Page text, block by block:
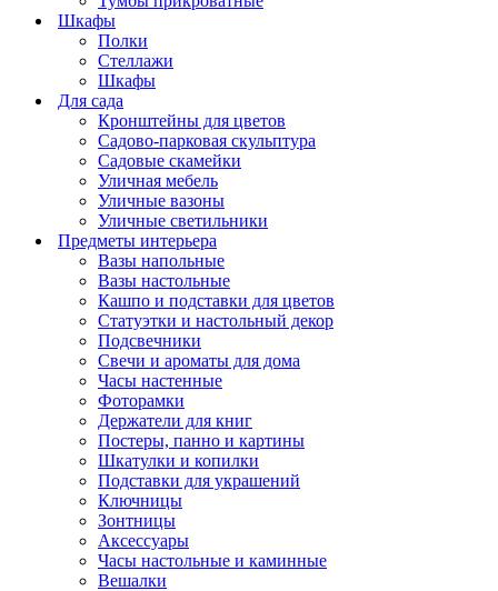
Шкафы
Полки
Стеллажи
Шкафы
Для сада
Кронштейны для цветов
Садово-парковая скульптура
Садовые скамейки
Уличная мебель
Уличные вазоны
Уличные светильники
Предметы интерьера
Вазы напольные
Вазы настольные
Кашпо и подставки для цветов
Статуэтки и настольный декор
Подсвечники
Свечи и ароматы для дома
Часы настенные
Фоторамки
Держатели для книг
Постеры, панно и картины
Шкатулки и копилки
Подставки для украшений
Ключницы
Зонтницы
Аксессуары
Часы настольные и каминные
Вешалки